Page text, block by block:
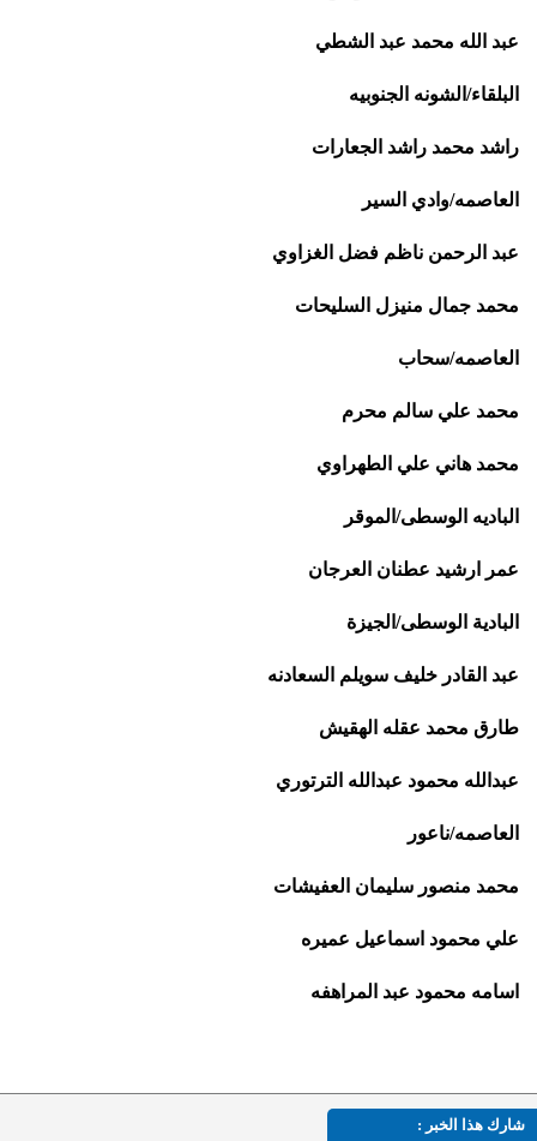
عبد الله محمد عبد الشطي
البلقاء/الشونه الجنوبيه
راشد محمد راشد الجعارات
العاصمه/وادي السير
عبد الرحمن ناظم فضل الغزاوي
محمد جمال منيزل السليحات
العاصمه/سحاب
محمد علي سالم محرم
محمد هاني علي الطهراوي
الباديه الوسطى/الموقر
عمر ارشيد عطنان العرجان
البادية الوسطى/الجيزة
عبد القادر خليف سويلم السعادنه
طارق محمد عقله الهقيش
عبدالله محمود عبدالله الترتوري
العاصمه/ناعور
محمد منصور سليمان العفيشات
علي محمود اسماعيل عميره
اسامه محمود عبد المراهفه
شارك هذا الخبر :